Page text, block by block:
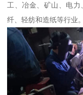
工、冶金、矿山、电
纤、轻纺和造纸等行业。